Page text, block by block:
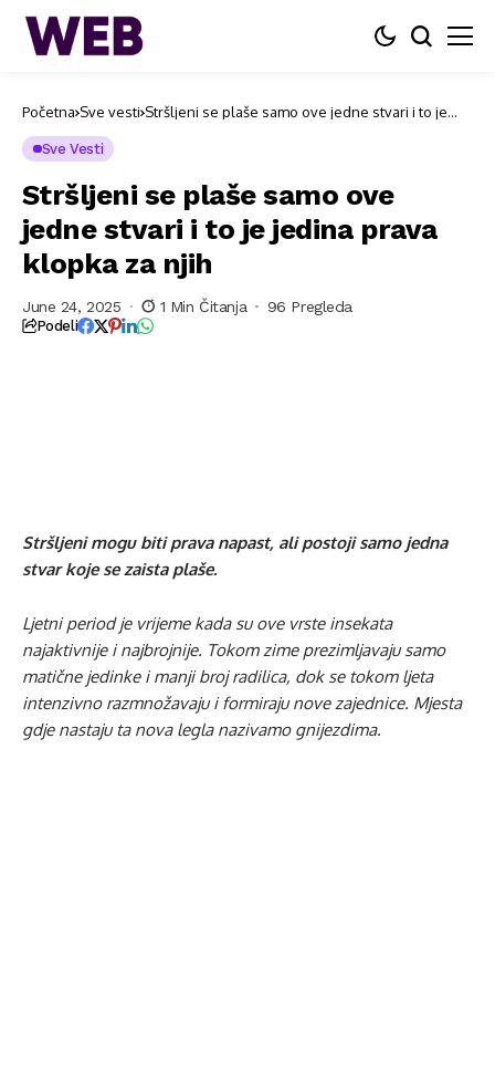
Početna Sve vesti Stršljeni se plaše samo ove jedne stvari i to je
Sve Vesti
Stršljeni se plaše samo ove
jedne stvari i to je jedina prava
klopka za njih
June 24, 2025 1 Min Čitanja 96 Pregleda
Podeli
Stršljeni mogu biti prava napast, ali postoji samo jedna
stvar koje se zaista plaše.
Ljetni period je vrijeme kada su ove vrste insekata
najaktivnije i najbrojnije. Tokom zime prezimljavaju samo
matične jedinke i manji broj radilica, dok se tokom ljeta
intenzivno razmnožavaju i formiraju nove zajednice. Mjesta
gdje nastaju ta nova legla nazivamo gnijezdima.